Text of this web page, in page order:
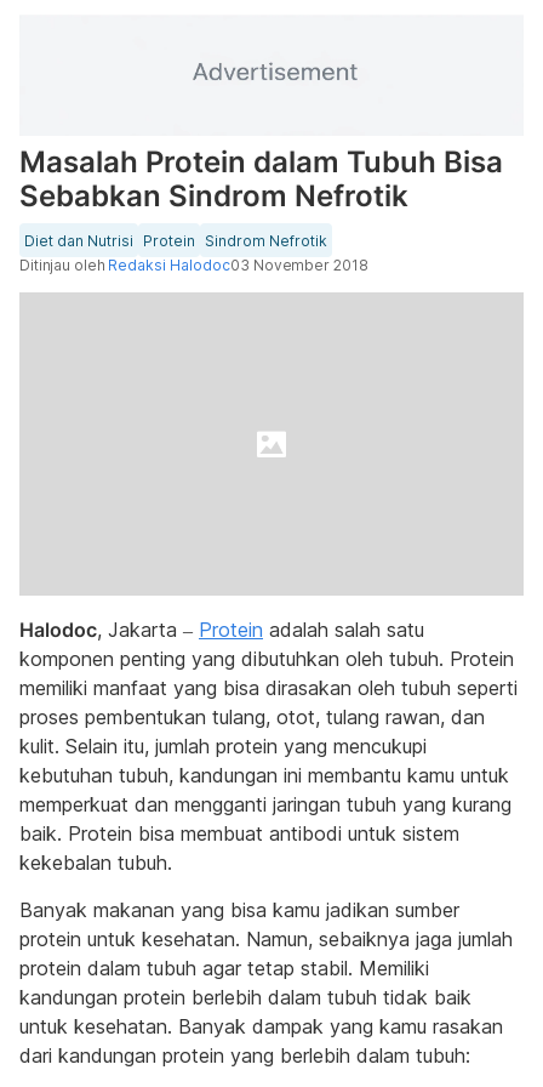
Masalah Protein dalam Tubuh Bisa
Sebabkan Sindrom Nefrotik
Diet dan Nutrisi Protein
Sindrom Nefrotik
Ditinjau oleh Redaksi Halodoc03 November 2018
Halodoc, Jakarta – Protein adalah salah satu
komponen penting yang dibutuhkan oleh tubuh. Protein
memiliki manfaat yang bisa dirasakan oleh tubuh seperti
proses pembentukan tulang, otot, tulang rawan, dan
kulit. Selain itu, jumlah protein yang mencukupi
kebutuhan tubuh, kandungan ini membantu kamu untuk
memperkuat dan mengganti jaringan tubuh yang kurang
baik. Protein bisa membuat antibodi untuk sistem
kekebalan tubuh.
Banyak makanan yang bisa kamu jadikan sumber
protein untuk kesehatan. Namun, sebaiknya jaga jumlah
protein dalam tubuh agar tetap stabil. Memiliki
kandungan protein berlebih dalam tubuh tidak baik
untuk kesehatan. Banyak dampak yang kamu rasakan
dari kandungan protein yang berlebih dalam tubuh: